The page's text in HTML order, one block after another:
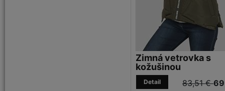
Zimná vetrovka s
kožušinou
83,51 €
Detail